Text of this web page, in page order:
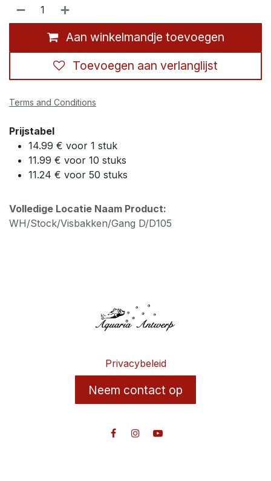
Aan winkelmandje toevoegen
Toevoegen aan verlanglijst
Terms and Conditions
Prijstabel
14.99 € voor 1 stuk
11.99 € voor 10 stuks
11.24 € voor 50 stuks
Volledige Locatie Naam Product:
WH/Stock/Visbakken/Gang D/D105
Privacybeleid
Neem contact op